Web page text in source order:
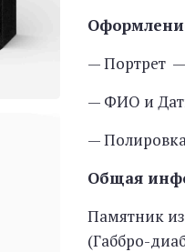
— Портрет
— ФИО и
—
Общая
Памятник
(Габбро-